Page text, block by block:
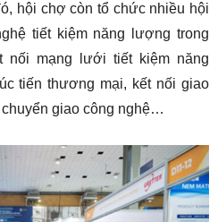
hội chợ còn tổ chức nhiều hội
tiết kiệm năng lượng trong
nối mạng lưới tiết kiệm năng
tiến thương mại, kết nối giao
giao công nghệ…